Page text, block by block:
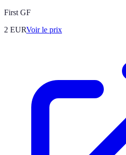
First GF
2 EURVoir le prix